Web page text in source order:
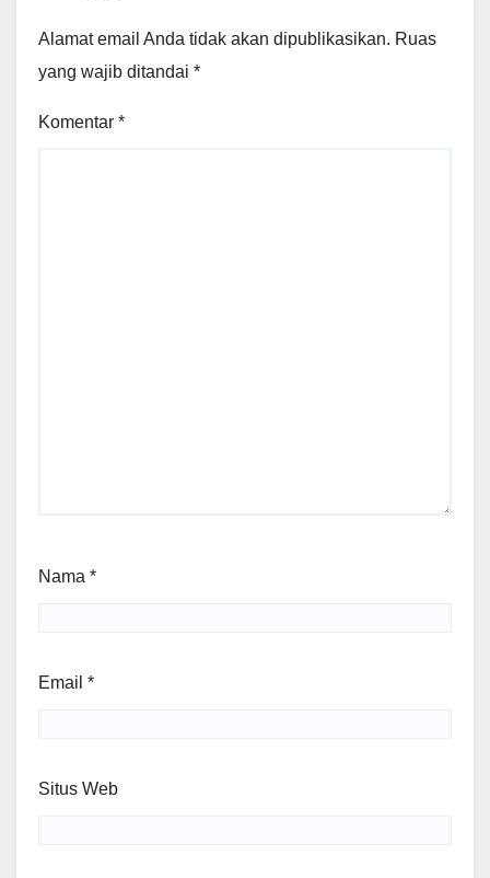
Alamat email Anda tidak akan dipublikasikan. Ruas
yang wajib ditandai *
Komentar *
Nama *
Email *
Situs Web